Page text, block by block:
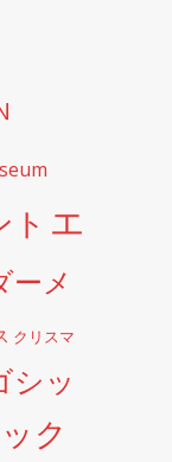
ト エ
ーメ
クリスマ
シッ
ク